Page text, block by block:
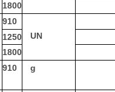
1800
910
UN
1250
1800
910 g